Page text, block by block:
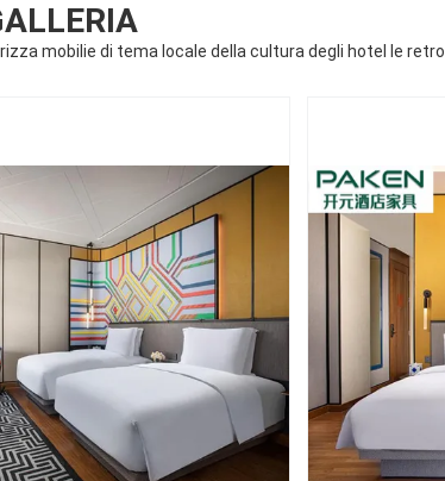
mobilie di tema locale della cultura degli hotel le retro